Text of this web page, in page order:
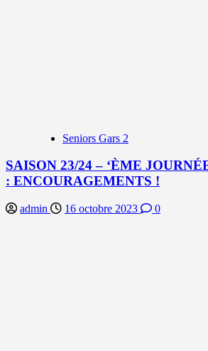
Seniors Gars 2
SAISON 23/24 – ‘ÈME
: ENCOURAGEMENTS !
admin 16 octobre 2023 0